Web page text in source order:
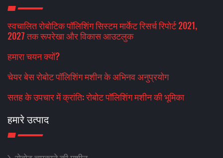
स्वचालित रोबोटिक पॉलिशिंग सिस्टम मार्केट रिसर्च रिपोर्ट 2021,
2027 तक रूपरेखा और विकास आउटलुक
हमारा चयन क्यों?
चेयर बेस रोबोट पॉलिशिंग मशीन के अभिनव अनुप्रयोग
सतह के उपचार में क्रांति: रोबोट पॉलिशिंग मशीन की भूमिका
हमारे उत्पाद